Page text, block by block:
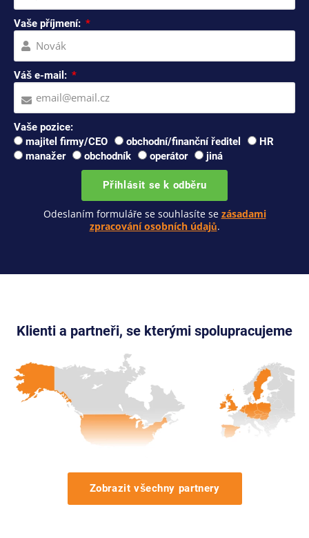
Vaše příjmení:
Váš e-mail:
Vaše pozice:
majitel firmy/CEO
obchodní/finanční ředitel
HR
manažer
obchodník operátor jiná
Přihlásit se k odběru
Odeslaním formuláře se souhlasíte se zásadami
zpracování osobních údajů.
Klienti a partneři, se kterými spolupracujeme
Zobrazit všechny partnery